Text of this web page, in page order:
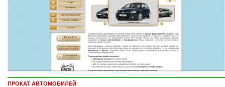
ПРОКАТ АВТОМОБИЛЕЙ